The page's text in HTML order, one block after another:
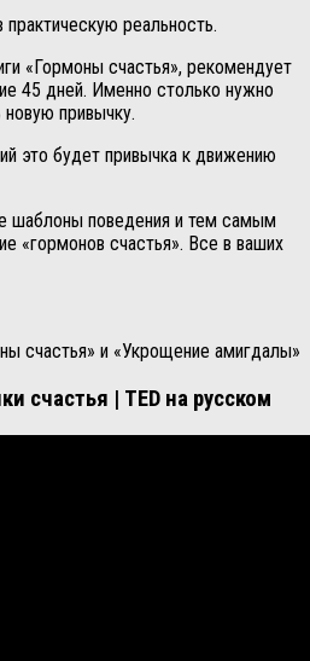
реальность.
«Гормоны счастья», рекомендует
45 дней. Именно столько нужно
привычку.
это будет привычка к движению
шаблоны поведения и тем самым
«гормонов счастья». Все в ваших
счастья» и «Укрощение амигдалы»
счастья | TED на русском